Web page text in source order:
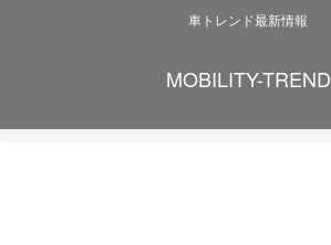
車トレンド最新情報
MOBILITY-TREND